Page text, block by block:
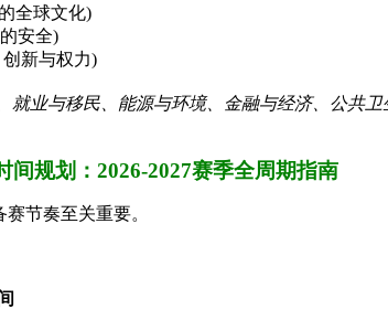
全球文化)
安全)
创新与权力)
业与移民、能源与环境、金融与经济、公共
间规划：2026-2027赛季全周期指南
节奏至关重要。